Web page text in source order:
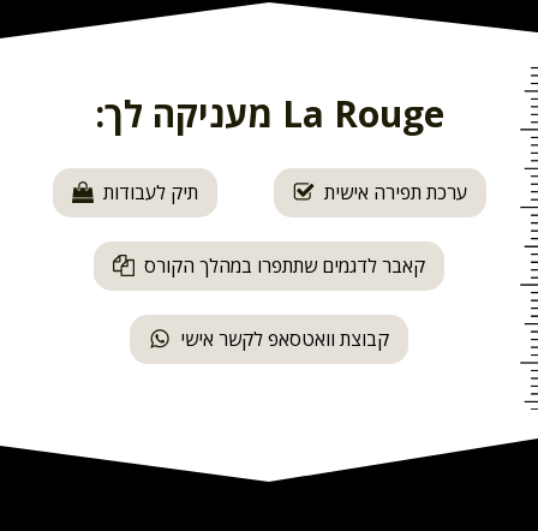
La Rouge מעניקה לך:
ערכת תפירה אישית תיק לעבודות
קאבר לדגמים שתתפרו במהלך הקורס
קבוצת וואטסאפ לקשר אישי